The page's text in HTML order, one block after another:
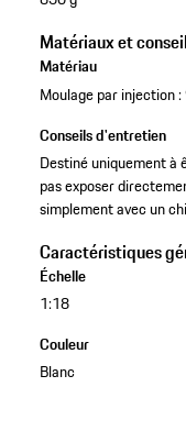
Matériaux et
Matériau
Moulage par injection
Conseils d'entretien
Destiné uniquement à
pas exposer
simplement avec un
Caractéristiques
Échelle
1:18
Couleur
Blanc